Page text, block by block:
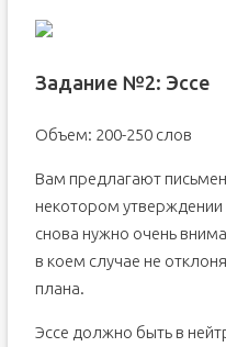
Задание №2: Эссе
Объем: 200-250 слов
Вам предлагают
некотором
снова нужно очень
в коем случае не
плана.
Эссе должно быть в